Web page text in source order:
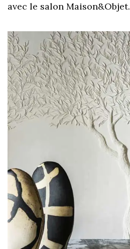
avec le salon Maison&Objet.